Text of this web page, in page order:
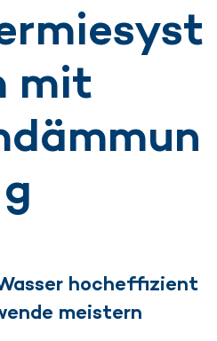
mit
g
hocheffizient
meistern